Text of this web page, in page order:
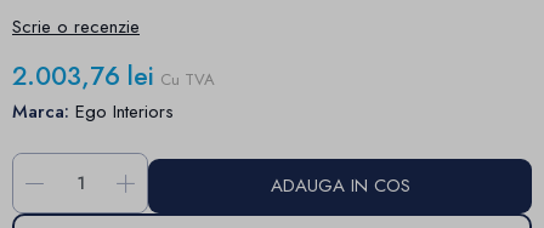
Scrie o recenzie
2.003,76 lei Cu TVA
Marca: Ego Interiors
- + ADAUGA IN COS